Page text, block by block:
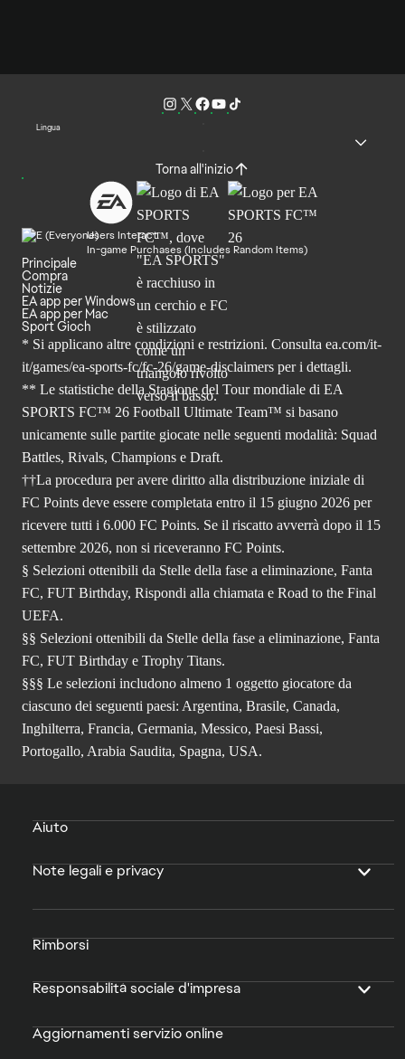
Lingua
Torna all'inizio
Users Interact
In-game Purchases (Includes Random Items)
Principale
Compra
Notizie
EA app per Windows
EA app per Mac
Sport Gioch
* Si applicano altre condizioni e restrizioni. Consulta ea.com/it-
it/games/ea-sports-fc/fc-26/game-disclaimers per i dettagli.
** Le statistiche della Stagione del Tour mondiale di EA
SPORTS FC™ 26 Football Ultimate Team™ si basano
unicamente sulle partite giocate nelle seguenti modalità: Squad
Battles, Rivals, Champions e Draft.
††La procedura per avere diritto alla distribuzione iniziale di
FC Points deve essere completata entro il 15 giugno 2026 per
ricevere tutti i 6.000 FC Points. Se il riscatto avverrà dopo il 15
settembre 2026, non si riceveranno FC Points.
§ Selezioni ottenibili da Stelle della fase a eliminazione, Fanta
FC, FUT Birthday, Rispondi alla chiamata e Road to the Final
UEFA.
§§ Selezioni ottenibili da Stelle della fase a eliminazione, Fanta
FC, FUT Birthday e Trophy Titans.
§§§ Le selezioni includono almeno 1 oggetto giocatore da
ciascuno dei seguenti paesi: Argentina, Brasile, Canada,
Inghilterra, Francia, Germania, Messico, Paesi Bassi,
Portogallo, Arabia Saudita, Spagna, USA.
Aiuto
Note legali e privacy
Rimborsi
Responsabilità sociale d'impresa
Aggiornamenti servizio online